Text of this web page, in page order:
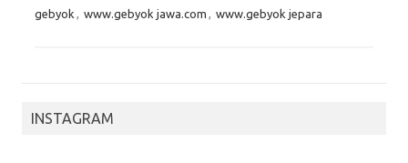
gebyok , www.gebyok jawa.com , www.gebyok jepara
INSTAGRAM